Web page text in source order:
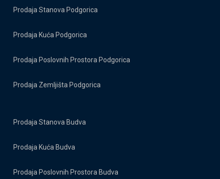
Prodaja Stanova Podgorica
Prodaja Kuća Podgorica
Prodaja Poslovnih Prostora Podgorica
Prodaja Zemljišta Podgorica
Prodaja Stanova Budva
Prodaja Kuća Budva
Prodaja Poslovnih Prostora Budva